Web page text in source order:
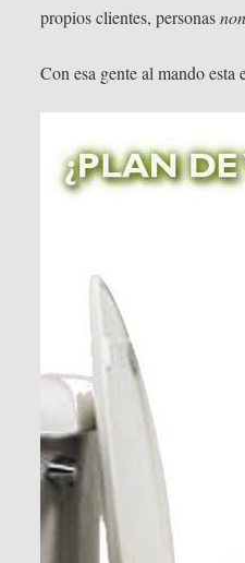
propios clientes, personas
Con esa gente al mando esta